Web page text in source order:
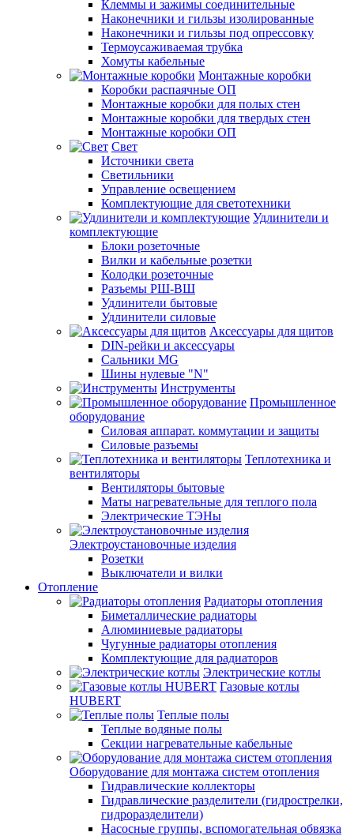
Клеммы и зажимы соединительные
Наконечники и гильзы изолированные
Наконечники и гильзы под опрессовку
Термоусаживаемая трубка
Хомуты кабельные
Монтажные коробки
Коробки распаячные ОП
Монтажные коробки для полых стен
Монтажные коробки для твердых стен
Монтажные коробки ОП
Свет
Источники света
Светильники
Управление освещением
Комплектующие для светотехники
Удлинители и
комплектующие
Блоки розеточные
Вилки и кабельные розетки
Колодки розеточные
Разъемы РШ-ВШ
Удлинители бытовые
Удлинители силовые
Аксессуары для щитов
DIN-рейки и аксессуары
Сальники MG
Шины нулевые "N"
Инструменты
Промышленное
оборудование
Силовая аппарат. коммутации и защиты
Силовые разъемы
Теплотехника и
вентиляторы
Вентиляторы бытовые
Маты нагревательные для теплого пола
Электрические ТЭНы
Электроустановочные изделия
Розетки
Выключатели и вилки
Отопление
Радиаторы отопления
Биметаллические радиаторы
Алюминиевые радиаторы
Чугунные радиаторы отопления
Комплектующие для радиаторов
Электрические котлы
Газовые котлы
HUBERT
Теплые полы
Теплые водяные полы
Секции нагревательные кабельные
Оборудование для монтажа систем отопления
Гидравлические коллекторы
Гидравлические разделители (гидрострелки,
гидроразделители)
Насосные группы, вспомогательная обвязка